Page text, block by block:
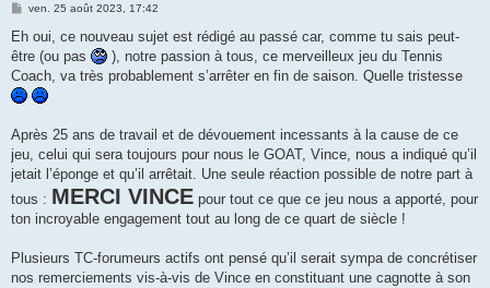
M
s
a
g
ven. 25 août 2023, 17:42
Eh oui, ce nouveau sujet est rédigé au passé car, comme tu sais peut-
être (ou pas
), notre passion à tous, ce merveilleux jeu du Tennis
Coach, va très probablement s’arrêter en fin de saison. Quelle tristesse
Après 25 ans de travail et de dévouement incessants à la cause de ce
jeu, celui qui sera toujours pour nous le GOAT, Vince, nous a indiqué qu’il
jetait l’éponge et qu’il arrêtait. Une seule réaction possible de notre part à
tous : MERCI VINCE pour tout ce que ce jeu nous a apporté, pour
ton incroyable engagement tout au long de ce quart de siècle !
Plusieurs TC-forumeurs actifs ont pensé qu’il serait sympa de concrétiser
nos remerciements vis-à-vis de Vince en constituant une cagnotte à son